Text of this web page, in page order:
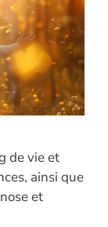
de vie et
ainsi que
et